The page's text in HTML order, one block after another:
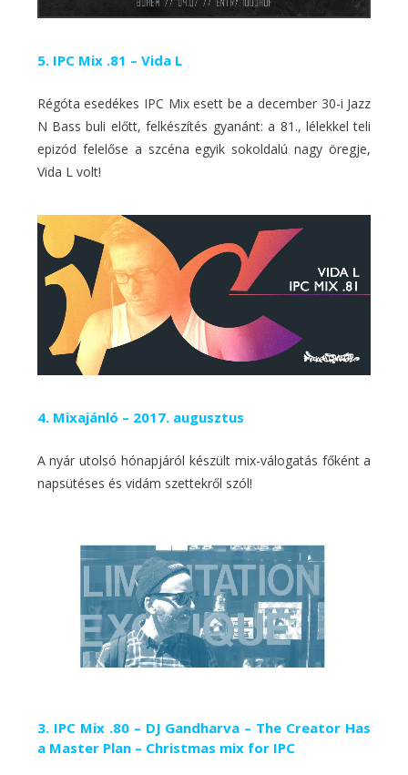
5. IPC Mix .81 – Vida L
Régóta esedékes IPC Mix esett be a december 30-i Jazz
N Bass buli előtt, felkészítés gyanánt: a 81., lélekkel teli
epizód felelőse a szcéna egyik sokoldalú nagy öregje,
Vida L volt!
4. Mixajánló – 2017. augusztus
A nyár utolsó hónapjáról készült mix-válogatás főként a
napsütéses és vidám szettekről szól!
3. IPC Mix .80 – DJ Gandharva – The Creator Has
a Master Plan – Christmas mix for IPC